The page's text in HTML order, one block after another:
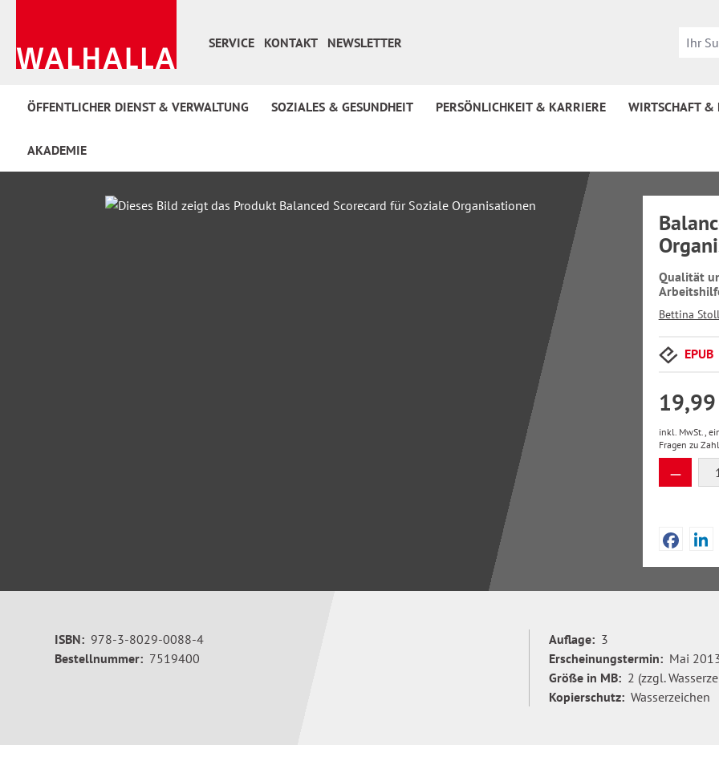
SERVICE
KONTAKT NEWSLETTER
ÖFFENTLICHER DIENST & VERWALTUNG SOZIALES & GESUNDHEIT PERSÖNLICHKEIT & KARRIERE WIRTSCHAFT
AKADEMIE
Bildergalerie überspringen
Qualität
Bettina Stoll
EPUB
inkl. MwSt.,
Fragen zu
ISBN: 978-3-8029-0088-4
Bestellnummer: 7519400
Auflage: 3
Erscheinungstermin: Mai
Größe in MB: 2 (zzgl.
Kopierschutz: Wasserzeichen